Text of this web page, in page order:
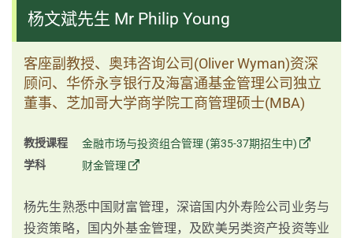
杨文斌先生 Mr Philip Young
客座副教授、奥玮咨询公司(Oliver Wyman)资深
顾问、华侨永亨银行及海富通基金管理公司独立
董事、芝加哥大学商学院工商管理硕士(MBA)
教授课程
金融市场与投资组合管理 (第35-37期招生中)
学科
财金管理
杨先生熟悉中国财富管理，深谙国内外寿险公司业务与
投资策略，国内外基金管理，及欧美另类资产投资等业